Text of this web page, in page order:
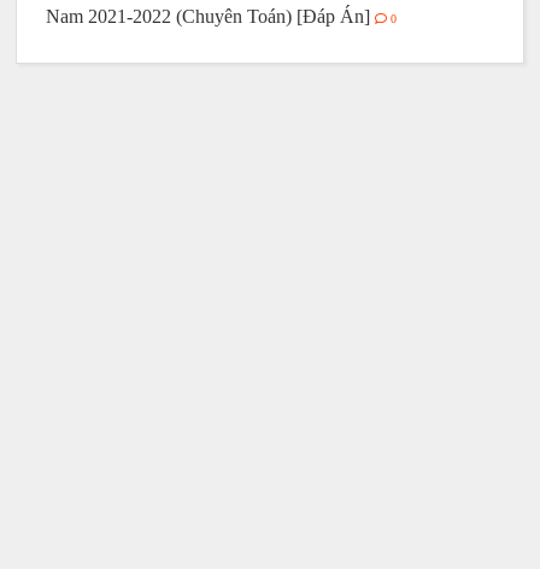
Nam 2021-2022 (Chuyên Toán) [Đáp Án]
0